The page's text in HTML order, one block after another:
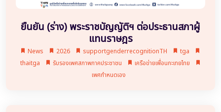
ยืนยัน (ร่าง) พระราชบัญญัติฯ ต่อประธานสภาผู้
แทนราษฎร
News 2026 supportgenderrecognitionTH
tga
thaitga
รับรองเพศสภาพภาคประชาชน
เครือข่ายเพื่อนกะเทยไทย
เพศกำหนดเอง